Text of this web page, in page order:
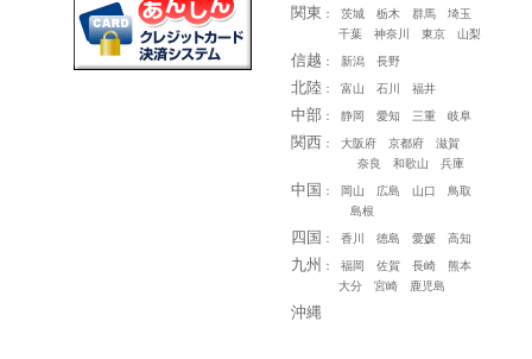
関東 ： 茨城 栃木 群馬 埼玉
千葉 神奈川 東京 山梨
信越 ： 新潟 長野
北陸： 富山 石川 福井
中部： 静岡 愛知 三重 岐阜
関西 ： 大阪府 京都府 滋賀
奈良 和歌山 兵庫
中国 ： 岡山 広島 山口 鳥取
島根
四国 ： 香川 徳島 愛媛 高知
九州 ： 福岡 佐賀 長崎 熊本
大分 宮崎 鹿児島
沖縄